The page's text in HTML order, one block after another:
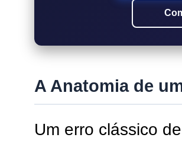
A Anatomia de
Um erro clássico